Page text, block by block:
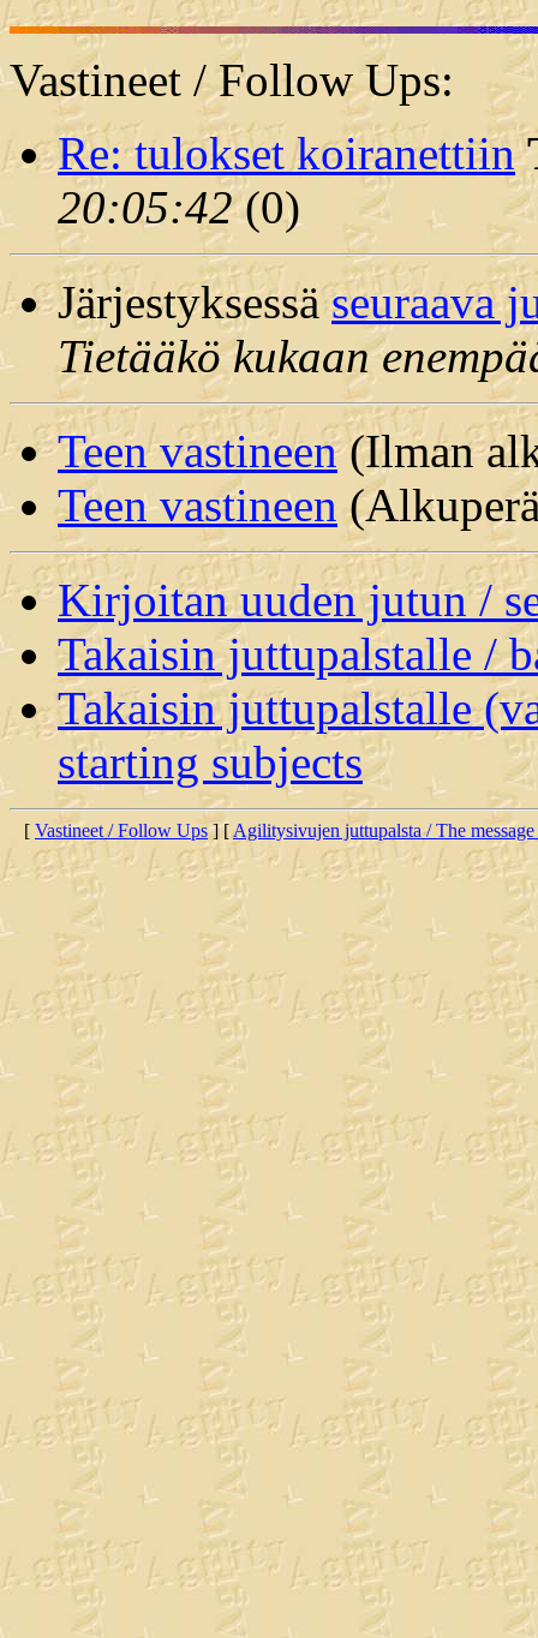
Vastineet / Follow Ups:
Re: tulokset koiranettiin
20:05:42(0)
Järjestyksessäseuraava
Tietääkö kukaan
Teen vastineen(Ilman
Teen vastineen
Kirjoitan uuden jutun /
Takaisin juttupalstalle /
Takaisin juttupalstalle
starting subjects
[ Vastineet / Follow Ups] [Agilitysivujen juttupalsta / The